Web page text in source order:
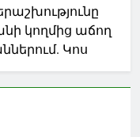
կողմից աճող
Կոս